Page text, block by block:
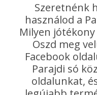
Szeretnénk
használod a
Milyen
Oszd meg
Facebook
Parajdi só
oldalunkat,